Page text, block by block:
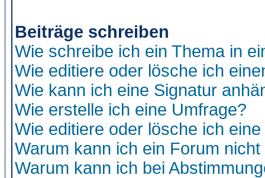
Beiträge schreiben
Wie schreibe ich ein Thema in
Wie editiere oder lösche ich
Wie kann ich eine Signatur
Wie erstelle ich eine Umfrage?
Wie editiere oder lösche ich
Warum kann ich ein Forum
Warum kann ich bei